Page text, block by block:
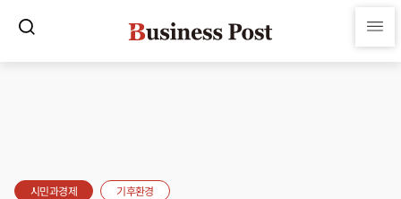
시민과경제 기후환경